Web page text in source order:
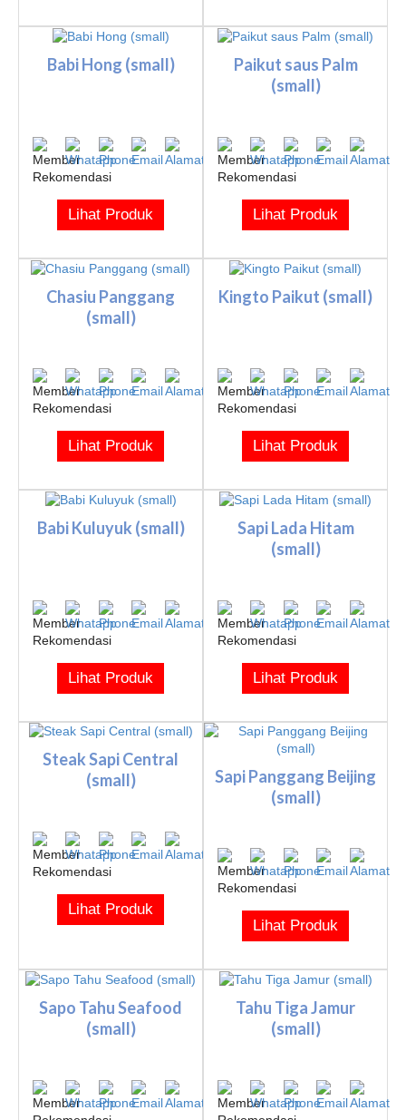
Babi Hong (small)
Lihat Produk
Paikut saus Palm
(small)
Lihat Produk
Chasiu Panggang
(small)
Lihat Produk
Kingto Paikut (small)
Lihat Produk
Babi Kuluyuk (small)
Lihat Produk
Sapi Lada Hitam
(small)
Lihat Produk
Steak Sapi Central
(small)
Lihat Produk
Sapi Panggang Beijing
(small)
Lihat Produk
Sapo Tahu Seafood
(small)
Tahu Tiga Jamur
(small)